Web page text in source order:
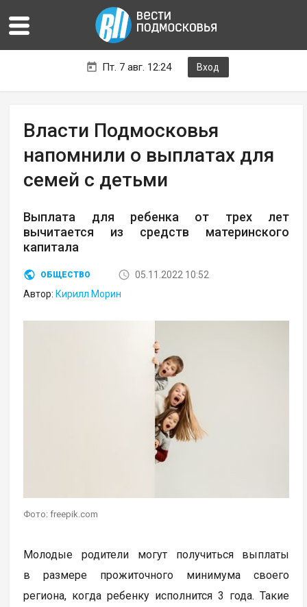
Пт. 7 авг. 12:24 Вход
Власти Подмосковья
напомнили о выплатах для
семей с детьми
Выплата для ребенка от трех лет
вычитается из средств материнского
капитала
ОБЩЕСТВО
05.11.2022 10:52
Автор: Кирилл Морин
Фото: freepik.com
Молодые родители могут получиться выплаты
в размере прожиточного минимума своего
региона, когда ребенку исполнится 3 года. Такие